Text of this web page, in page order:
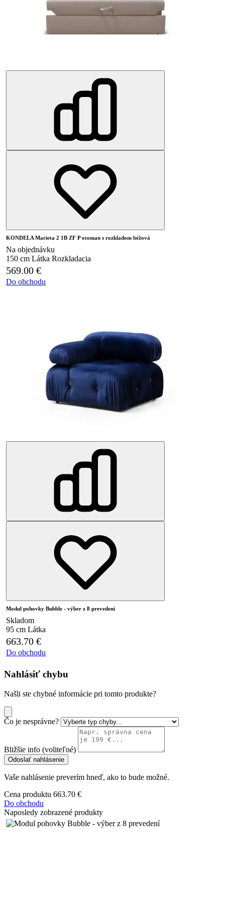
KONDELA Marieta 2 1B ZF P otoman s rozkladom béžová
Na objednávku
150 cm Látka Rozkladacia
569.00 €
Do obchodu
Modul pohovky Bubble - výber z 8 prevedení
Skladom
95 cm Látka
663.70 €
Do obchodu
Nahlásiť chybu
Našli ste chybné informácie pri tomto produkte?
Čo je nesprávne?
Bližšie info (voliteľné)
Odoslať nahlásenie
Vaše nahlásenie preverím hneď, ako to bude možné.
Cena produktu 663.70 €
Do obchodu
Naposledy zobrazené produkty